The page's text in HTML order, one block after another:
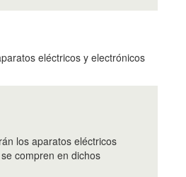
eléctricos y electrónicos
los aparatos eléctricos
compren en dichos